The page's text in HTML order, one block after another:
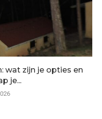
wat zijn je opties en
je...